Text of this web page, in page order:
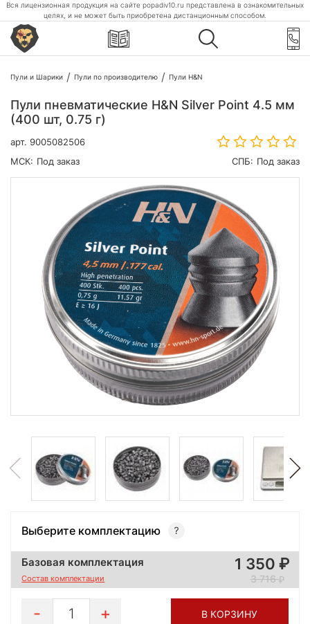
Вся лицензионная продукция на сайте popadiv10.ru представлена в ознакомительных
целях, и не может быть приобретена дистанционным способом.
Пули и Шарики Пули по производителю Пули H&N
Пули пневматические H&N Silver Point 4.5 мм
(400 шт, 0.75 г)
арт. 9005082506
МСК: Под заказ СПБ: Под заказ
Выберите комплектацию
Базовая комплектация
Состав комплектации
1 350
3 716
1 В КОРЗИНУ